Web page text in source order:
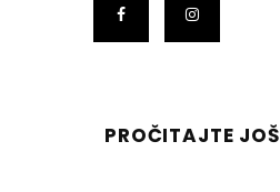
PROČITAJTE JOŠ